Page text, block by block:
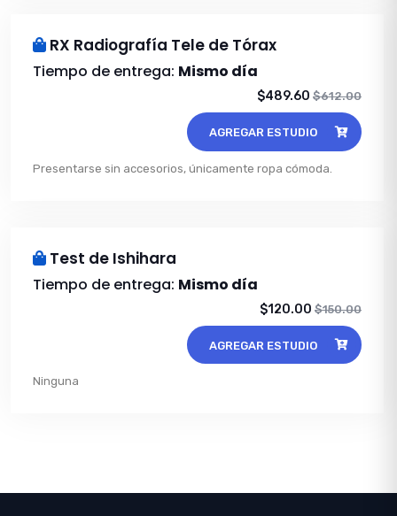
RX Radiografía Tele de Tórax
Tiempo de entrega: Mismo día
$489.60 $612.00
AGREGAR ESTUDIO
Presentarse sin accesorios, únicamente ropa cómoda.
Test de Ishihara
Tiempo de entrega: Mismo día
$120.00 $150.00
AGREGAR ESTUDIO
Ninguna